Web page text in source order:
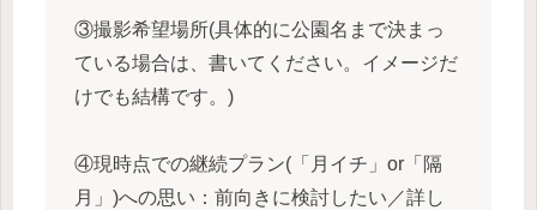
③撮影希望場所(具体的に公園名まで決まっ
ている場合は、書いてください。イメージだ
けでも結構です。)
④現時点での継続プラン(「月イチ」or「隔
月」)への思い：前向きに検討したい／詳し